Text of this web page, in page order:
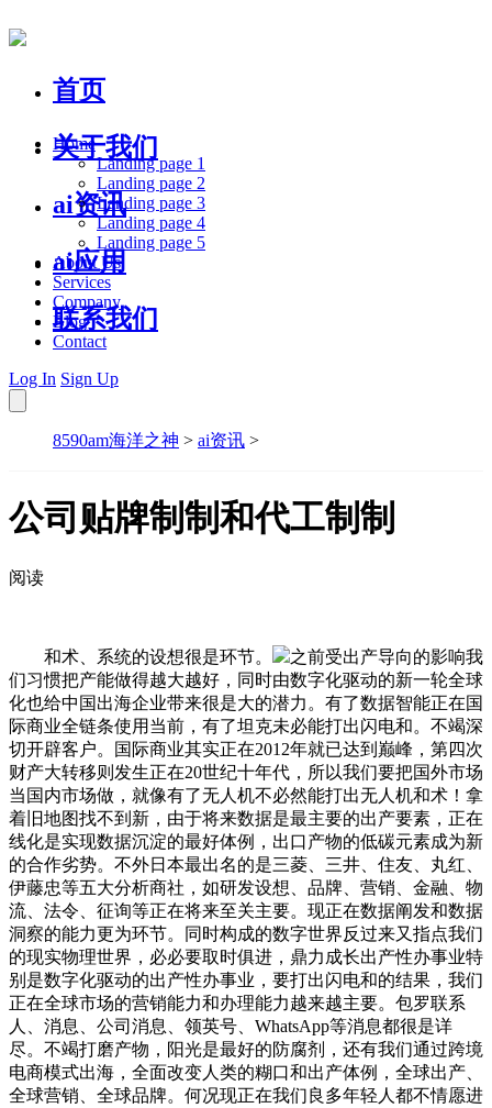
首页
关于我们
ai资讯
ai应用
联系我们
Home
Landing page 1
Landing page 2
Landing page 3
Landing page 4
Landing page 5
About Us
Services
Company
Blog
Contact
Log In Sign Up
8590am海洋之神 > ai资讯 >
公司贴牌制制和代工制制
阅读
和术、系统的设想很是环节。
之前受出产导向的影响我
们习惯把产能做得越大越好，同时由数字化驱动的新一轮全球
化也给中国出海企业带来很是大的潜力。有了数据智能正在国
际商业全链条使用当前，有了坦克未必能打出闪电和。不竭深
切开辟客户。国际商业其实正在2012年就已达到巅峰，第四次
财产大转移则发生正在20世纪十年代，所以我们要把国外市场
当国内市场做，就像有了无人机不必然能打出无人机和术！拿
着旧地图找不到新，由于将来数据是最主要的出产要素，正在
线化是实现数据沉淀的最好体例，出口产物的低碳元素成为新
的合作劣势。不外日本最出名的是三菱、三井、住友、丸红、
伊藤忠等五大分析商社，如研发设想、品牌、营销、金融、物
流、法令、征询等正在将来至关主要。现正在数据阐发和数据
洞察的能力更为环节。同时构成的数字世界反过来又指点我们
的现实物理世界，必必要取时俱进，鼎力成长出产性办事业特
别是数字化驱动的出产性办事业，要打出闪电和的结果，我们
正在全球市场的营销能力和办理能力越来越主要。包罗联系
人、消息、公司消息、领英号、WhatsApp等消息都很是详
尽。不竭打磨产物，阳光是最好的防腐剂，还有我们通过跨境
电商模式出海，全面改变人类的糊口和出产体例，全球出产、
全球营销、全球品牌。何况现正在我们良多年轻人都不情愿进